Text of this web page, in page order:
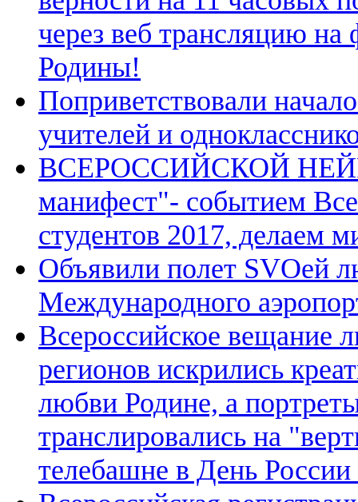
через веб трансляцию
Родины!
Поприветствовали
учителей и
ВСЕРОССИЙСКОЙ
манифест"- событием
студентов 2017, делаем
Объявили полет SVOей
Международного
Всероссийское
регионов искрились
любви Родине, а
транслировались на
телебашне в День